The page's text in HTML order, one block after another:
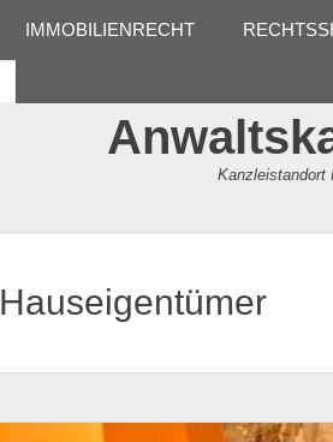
IMMOBILIENRECHT
Kanzleistandort
Hauseigentümer